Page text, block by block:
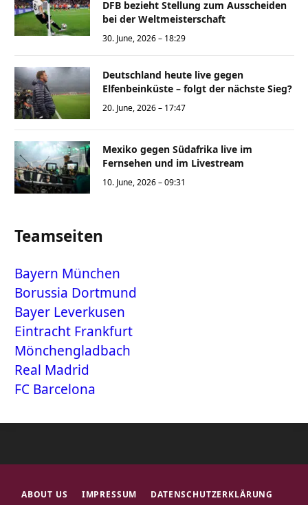
DFB bezieht Stellung zum Ausscheiden
bei der Weltmeisterschaft
30. June, 2026 – 18:29
Deutschland heute live gegen
Elfenbeinküste – folgt der nächste Sieg?
20. June, 2026 – 17:47
Mexiko gegen Südafrika live im
Fernsehen und im Livestream
10. June, 2026 – 09:31
Teamseiten
Bayern München
Borussia Dortmund
Bayer Leverkusen
Eintracht Frankfurt
Mönchengladbach
Real Madrid
FC Barcelona
ABOUT US IMPRESSUM DATENSCHUTZERKLÄRUNG